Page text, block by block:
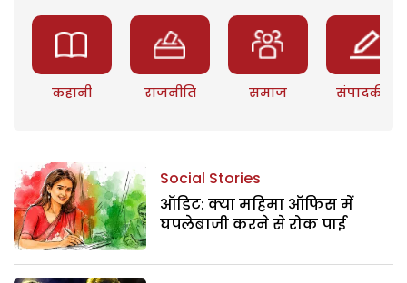
कहानी राजनीति समाज संपादकीय
Social Stories
ऑडिट: क्या महिमा ऑफिस में
घपलेबाजी करने से रोक पाई